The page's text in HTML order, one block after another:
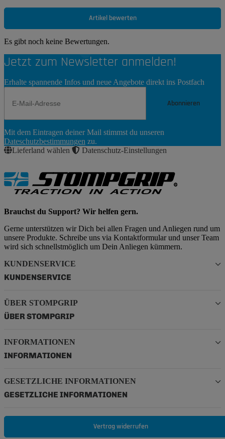
Artikel bewerten
Es gibt noch keine Bewertungen.
Jetzt zum Newsletter anmelden!
Erhalte spannende Infos und neue Angebote direkt ins Postfach
Abonnieren
Abonnieren
Mit dem Eintragen deiner Mail stimmst du unseren
Dateschutzbestimmungen zu.
Lieferland wählen
Datenschutz-Einstellungen
Brauchst du Support? Wir helfen gern.
Gerne unterstützen wir Dich bei allen Fragen und Anliegen rund um
unsere Produkte. Schreibe uns via Kontaktformular und unser Team
wird sich schnellstmöglich um Dein Anliegen kümmern.
KUNDENSERVICE
KUNDENSERVICE
ÜBER STOMPGRIP
ÜBER STOMPGRIP
INFORMATIONEN
INFORMATIONEN
GESETZLICHE INFORMATIONEN
GESETZLICHE INFORMATIONEN
Vertrag widerrufen